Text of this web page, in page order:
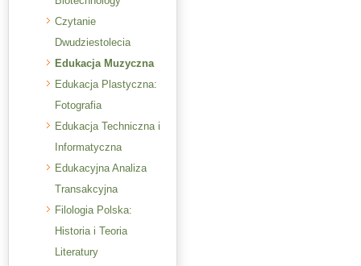
Czytanie
Dwudziestolecia
Edukacja Muzyczna
Edukacja Plastyczna:
Fotografia
Edukacja Techniczna i
Informatyczna
Edukacyjna Analiza
Transakcyjna
Filologia Polska:
Historia i Teoria
Literatury